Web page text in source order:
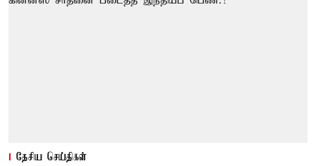
தேசிய செய்திகள்